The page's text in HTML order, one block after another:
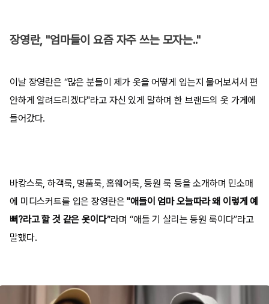
장영란, "엄마들이 요즘 자주 쓰는 모자는.."
이날 장영란은 “많은 분들이 제가 옷을 어떻게 입는지 물어보셔서 편
안하게 알려드리겠다"라고 자신 있게 말하며 한 브랜드의 옷 가게에
들어갔다.
바캉스룩, 하객룩, 명품룩, 홈웨어룩, 등원 룩 등을 소개하며 민소매
에 미디스커트를 입은 장영란은"애들이 엄마 오늘따라 왜 이렇게 예
뻐?라고 할 것 같은 옷이다”라며 “애들 기 살리는 등원 룩이다”라고
말했다.